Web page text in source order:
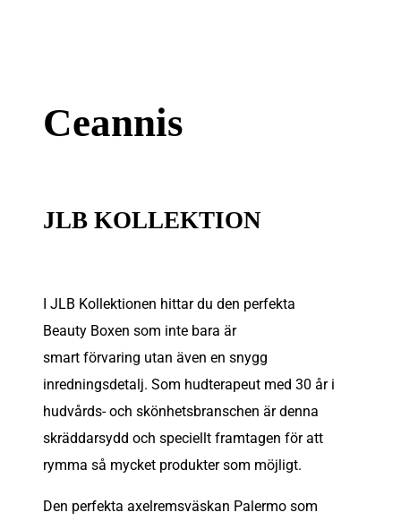
Ceannis
JLB KOLLEKTION
I JLB Kollektionen hittar du den perfekta
Beauty Boxen som inte bara är
smart förvaring utan även en snygg
inredningsdetalj. Som hudterapeut med 30 år i
hudvårds- och skönhetsbranschen är denna
skräddarsydd och speciellt framtagen för att
rymma så mycket produkter som möjligt.
Den perfekta axelremsväskan Palermo som